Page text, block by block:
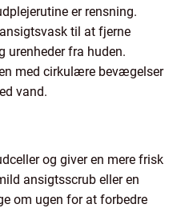
er rensning.
til at fjerne
urenheder fra huden.
med cirkulære bevægelser
vand.
og giver en mere frisk
ansigtsscrub eller en
om ugen for at forbedre